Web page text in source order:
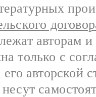
авторам
только с
авторской